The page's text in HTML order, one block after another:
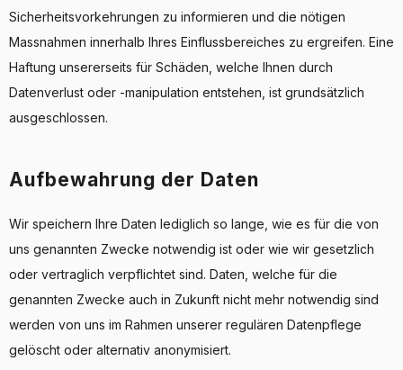
Sicherheitsvorkehrungen zu informieren und die nötigen
Massnahmen innerhalb Ihres Einflussbereiches zu ergreifen. Eine
Haftung unsererseits für Schäden, welche Ihnen durch
Datenverlust oder -manipulation entstehen, ist grundsätzlich
ausgeschlossen.
Aufbewahrung der Daten
Wir speichern Ihre Daten lediglich so lange, wie es für die von
uns genannten Zwecke notwendig ist oder wie wir gesetzlich
oder vertraglich verpflichtet sind. Daten, welche für die
genannten Zwecke auch in Zukunft nicht mehr notwendig sind
werden von uns im Rahmen unserer regulären Datenpflege
gelöscht oder alternativ anonymisiert.